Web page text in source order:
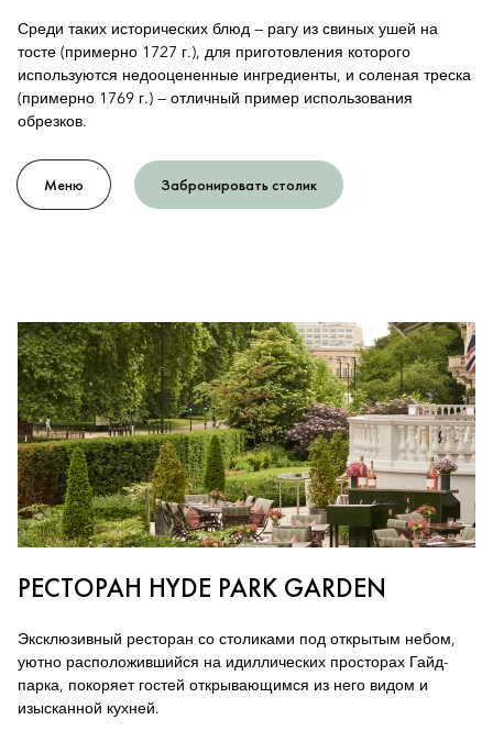
Среди таких исторических блюд — рагу из свиных ушей на
тосте (примерно 1727 г.), для приготовления которого
используются недооцененные ингредиенты, и соленая треска
(примерно 1769 г.) — отличный пример использования
обрезков.
Меню Забронировать столик
РЕСТОРАН HYDE PARK GARDEN
Эксклюзивный ресторан со столиками под открытым небом,
уютно расположившийся на идиллических просторах Гайд-
парка, покоряет гостей открывающимся из него видом и
изысканной кухней.